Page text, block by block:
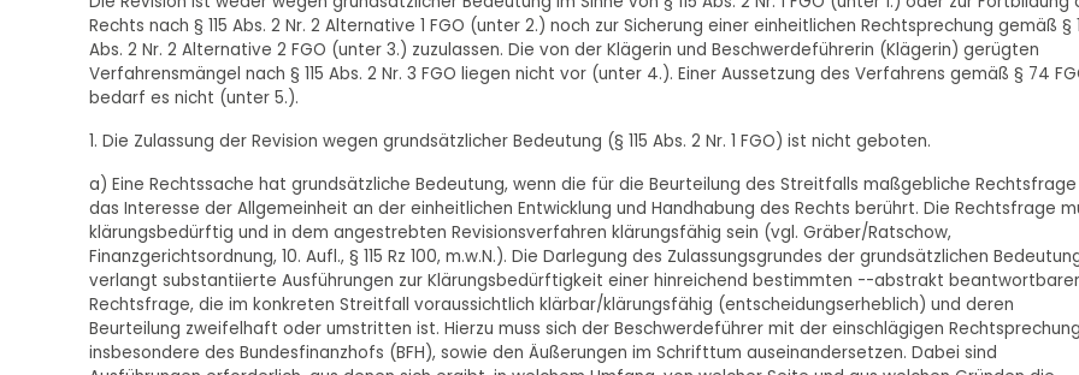
Rechts nach § 115 Abs. 2 Nr. 2 Alternative 1 FGO (unter 2.) noch zur Sicherung einer einheitlichen Rechtsprechung gemäß §
Abs. 2 Nr. 2 Alternative 2 FGO (unter 3.) zuzulassen. Die von der Klägerin und Beschwerdeführerin (Klägerin) gerügten
Verfahrensmängel nach § 115 Abs. 2 Nr. 3 FGO liegen nicht vor (unter 4.). Einer Aussetzung des Verfahrens gemäß § 74
bedarf es nicht (unter 5.).
1. Die Zulassung der Revision wegen grundsätzlicher Bedeutung (§ 115 Abs. 2 Nr. 1 FGO) ist nicht geboten.
a) Eine Rechtssache hat grundsätzliche Bedeutung, wenn die für die Beurteilung des Streitfalls maßgebliche Rechtsfrage
das Interesse der Allgemeinheit an der einheitlichen Entwicklung und Handhabung des Rechts berührt. Die Rechtsfrage
klärungsbedürftig und in dem angestrebten Revisionsverfahren klärungsfähig sein (vgl. Gräber/Ratschow,
Finanzgerichtsordnung, 10. Aufl., § 115 Rz 100, m.w.N.). Die Darlegung des Zulassungsgrundes der grundsätzlichen
verlangt substantiierte Ausführungen zur Klärungsbedürftigkeit einer hinreichend bestimmten --abstrakt
Rechtsfrage, die im konkreten Streitfall voraussichtlich klärbar/klärungsfähig (entscheidungserheblich) und deren
Beurteilung zweifelhaft oder umstritten ist. Hierzu muss sich der Beschwerdeführer mit der einschlägigen
insbesondere des Bundesfinanzhofs (BFH), sowie den Äußerungen im Schrifttum auseinandersetzen. Dabei sind